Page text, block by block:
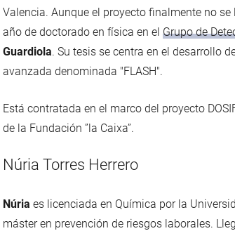
Valencia. Aunque el proyecto finalmente no
año de doctorado en física en el Grupo de
Guardiola. Su tesis se centra en el desarrollo
avanzada denominada "FLASH".
Está contratada en el marco del proyecto
de la Fundación ”la Caixa”.
Núria Torres Herrero
Núria es licenciada en Química por la
máster en prevención de riesgos laborales.